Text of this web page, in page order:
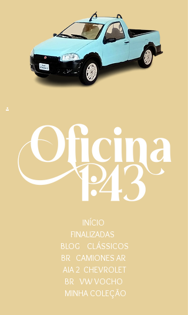
.
INÍCIO
FINALIZADAS
BLOG
CLÁSSICOS
BR CAMIONES AR
AIA 2 CHEVROLET
BR VW VOCHO
MINHA COLEÇÃO